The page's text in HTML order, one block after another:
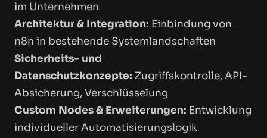
im Unternehmen
Architektur & Integration: Einbindung von
n8n in bestehende Systemlandschaften
Sicherheits- und
Datenschutzkonzepte: Zugriffskontrolle, API-
Absicherung, Verschlüsselung
Custom Nodes & Erweiterungen: Entwicklung
individueller Automatisierungslogik